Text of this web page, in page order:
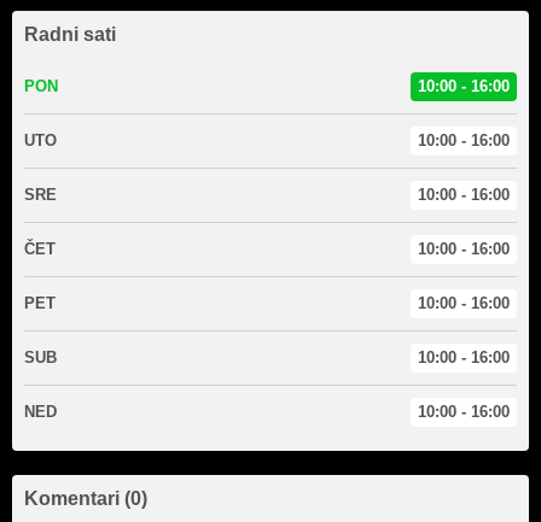
Radni sati
PON 10:00 - 16:00
UTO 10:00 - 16:00
SRE 10:00 - 16:00
ČET 10:00 - 16:00
PET 10:00 - 16:00
SUB 10:00 - 16:00
NED 10:00 - 16:00
Komentari (0)